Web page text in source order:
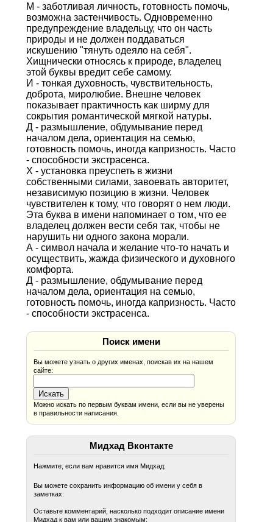
М - заботливая личность, готовность помочь,
возможна застенчивость. Одновременно
предупреждение владельцу, что он часть
природы и не должен поддаваться
искушению "тянуть одеяло на себя".
Хищнически относясь к природе, владелец
этой буквы вредит себе самому.
И - тонкая духовность, чувствительность,
доброта, миролюбие. Внешне человек
показывает практичность как ширму для
сокрытия романтической мягкой натуры.
Д - размышление, обдумывание перед
началом дела, ориентация на семью,
готовность помочь, иногда капризность. Часто
- способности экстрасенса.
Х - установка преуспеть в жизни
собственными силами, завоевать авторитет,
независимую позицию в жизни. Человек
чувствителен к тому, что говорят о нем люди.
Эта буква в имени напоминает о том, что ее
владелец должен вести себя так, чтобы не
нарушить ни одного закона морали.
А - символ начала и желание что-то начать и
осуществить, жажда физического и духовного
комфорта.
Д - размышление, обдумывание перед
началом дела, ориентация на семью,
готовность помочь, иногда капризность. Часто
- способности экстрасенса.
Поиск имени
Вы можете узнать о других именах, поискав их на нашем
сайте:
Можно искать по первым буквам имени, если вы не уверены
в правильности написания.
Мидхад Вконтакте
Нажмите, если вам нравится имя Мидхад:
Вы можете сохранить информацию об имени у себя в
заметках:
Оставьте комментарий, насколько подходит описание имени
Мидхад к вам или вашим знакомым: